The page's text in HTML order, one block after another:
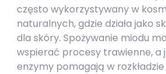
często wykorzystywany w
naturalnych, gdzie działa jako
dla skóry. Spożywanie miodu
wspierać procesy trawienne, a
enzymy pomagają w